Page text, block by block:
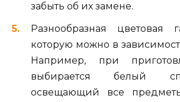
забыть об их замене.
Разнообразная цветовая
которую можно в
Например, при
выбирается белый
освещающий все